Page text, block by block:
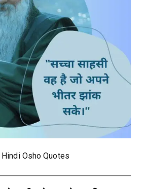
Hindi Osho Quotes